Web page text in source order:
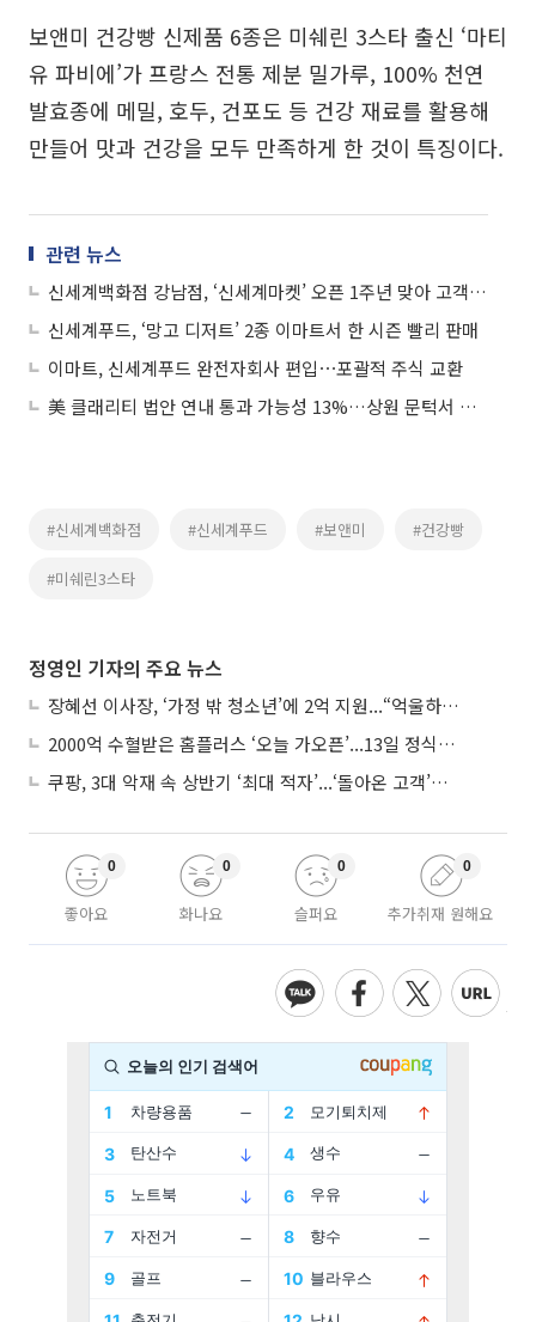
보앤미 건강빵 신제품 6종은 미쉐린 3스타 출신 ‘마티
유 파비에’가 프랑스 전통 제분 밀가루, 100% 천연
발효종에 메밀, 호두, 건포도 등 건강 재료를 활용해
만들어 맛과 건강을 모두 만족하게 한 것이 특징이다.
관련 뉴스
신세계백화점 강남점, ‘신세계마켓’ 오픈 1주년 맞아 고객 행사
신세계푸드, ‘망고 디저트’ 2종 이마트서 한 시즌 빨리 판매
이마트, 신세계푸드 완전자회사 편입⋯포괄적 주식 교환
美 클래리티 법안 연내 통과 가능성 13%…상원 문턱서 제동
#신세계백화점 #신세계푸드 #보앤미 #건강빵
#미쉐린3스타
정영인 기자의 주요 뉴스
장혜선 이사장, ‘가정 밖 청소년’에 2억 지원...“억울하고 아파도 단단해지길”
2000억 수혈받은 홈플러스 ‘오늘 가오픈’...13일 정식 개장 시험대
쿠팡, 3대 악재 속 상반기 ‘최대 적자’...‘돌아온 고객’에 수익성 반등 주목
좋아요
0
화나요
0
슬퍼요
0
추가취재 원해요
0